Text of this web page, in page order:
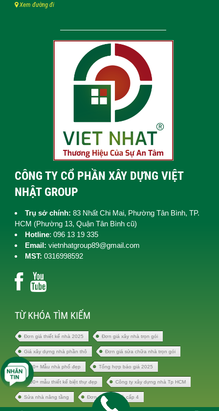
Xem đường đi
CÔNG TY CỔ PHẦN XÂY DỰNG VIỆT
NHẬT GROUP
Trụ sở chính: 83 Nhất Chi Mai, Phường Tân Bình, TP.
HCM (Phường 13, Quận Tân Bình cũ)
Hotline: 096 13 19 335
Email: vietnhatgroup89@gmail.com
MST: 0316998592
TỪ KHÓA TÌM KIẾM
Đơn giá thiết kế nhà 2025 Đơn giá xây nhà trọn gói
Giá xây dựng nhà phần thô Đơn giá sửa chữa nhà trọn gói
1000+ Mẫu nhà phố đẹp Tổng hợp báo giá 2025
1000+ mẫu thiết kế biệt thự đẹp Công ty xây dựng nhà Tp HCM
Sửa nhà nâng tầng Đơn giá xây nhà cấp 4